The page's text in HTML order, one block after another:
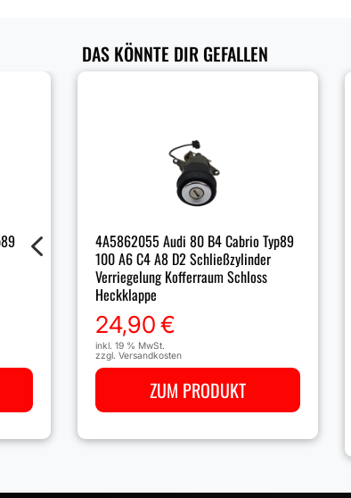
DAS KÖNNTE DIR GEFALLEN
4A5862055 Audi 80 B4 Cabrio Typ89
100 A6 C4 A8 D2 Schließzylinder
Verriegelung Kofferraum Schloss
Heckklappe
24,90€
inkl. 19 % MwSt.
zzgl. Versandkosten
ZUM PRODUKT
4